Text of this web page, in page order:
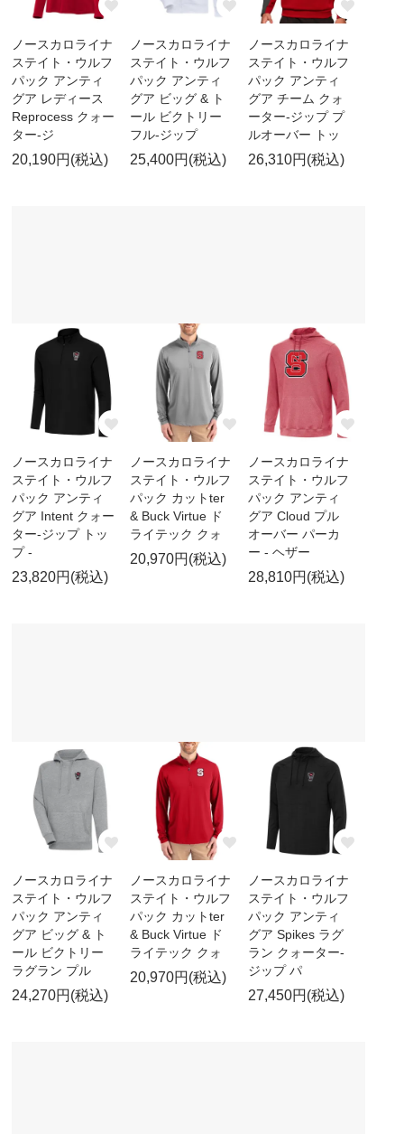
ノースカロライナ
ステイト・ウルフ
パック アンティ
グア レディース
Reprocess クォー
ター-ジ
20,190円(税込)
ノースカロライナ
ステイト・ウルフ
パック アンティ
グア ビッグ & ト
ール ビクトリー
フル-ジップ
25,400円(税込)
ノースカロライナ
ステイト・ウルフ
パック アンティ
グア チーム クォ
ーター-ジップ プ
ルオーバー トッ
26,310円(税込)
ノースカロライナ
ステイト・ウルフ
パック アンティ
グア Intent クォー
ター-ジップ トッ
プ -
23,820円(税込)
ノースカロライナ
ステイト・ウルフ
パック カットter
& Buck Virtue ド
ライテック クォ
20,970円(税込)
ノースカロライナ
ステイト・ウルフ
パック アンティ
グア Cloud プル
オーバー パーカ
ー - ヘザー
28,810円(税込)
ノースカロライナ
ステイト・ウルフ
パック アンティ
グア ビッグ & ト
ール ビクトリー
ラグラン プル
24,270円(税込)
ノースカロライナ
ステイト・ウルフ
パック カットter
& Buck Virtue ド
ライテック クォ
20,970円(税込)
ノースカロライナ
ステイト・ウルフ
パック アンティ
グア Spikes ラグ
ラン クォーター-
ジップ パ
27,450円(税込)